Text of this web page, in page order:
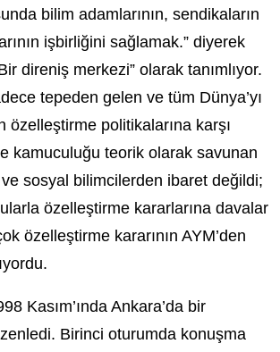
bilim adamlarının, sendikaların
işbirliğini sağlamak.” diyerek
direniş merkezi” olarak tanımlıyor.
tepeden gelen ve tüm Dünya’yı
özelleştirme politikalarına karşı
kamuculuğu teorik olarak savunan
sosyal bilimcilerden ibaret değildi;
özelleştirme kararlarına davalar
özelleştirme kararının AYM’den
Kasım’ında Ankara’da bir
Birinci oturumda konuşma